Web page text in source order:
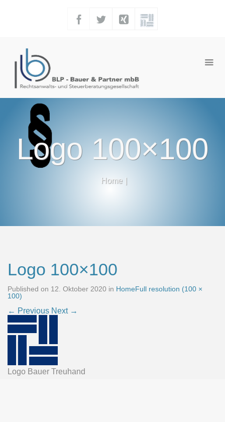
Logo 100×100
Home |
Logo 100×100
Published on 12. Oktober 2020 in HomeFull resolution (100 ×
100)
← Previous Next →
Logo Bauer Treuhand